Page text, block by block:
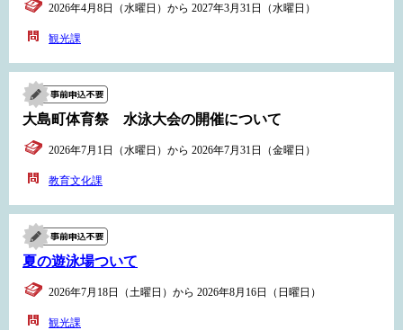
2026年4月8日（水曜日）から 2027年3月31日（水曜日）
観光課
大島町体育祭 水泳大会の開催について
2026年7月1日（水曜日）から 2026年7月31日（金曜日）
教育文化課
夏の遊泳場ついて
2026年7月18日（土曜日）から 2026年8月16日（日曜日）
観光課